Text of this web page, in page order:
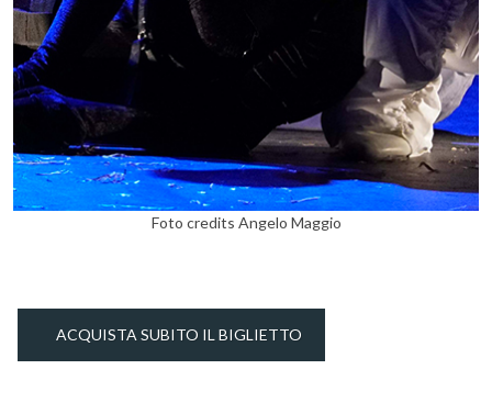
Foto credits Angelo Maggio
ACQUISTA SUBITO IL BIGLIETTO